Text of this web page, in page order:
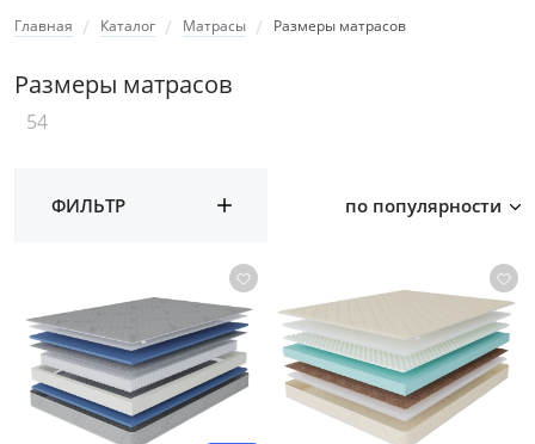
Главная
Каталог Матрасы Размеры матрасов
Размеры матрасов
54
ФИЛЬТР по популярности